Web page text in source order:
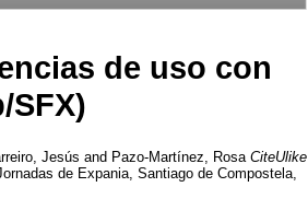
de uso con
SFX)
Jesús and Pazo-Martínez, Rosa CiteUlike
de Expania, Santiago de Compostela,